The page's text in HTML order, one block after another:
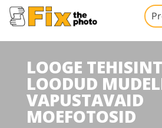
LOOGE
LOODUD
VAPUSTAVAID
MOEFOTOSID